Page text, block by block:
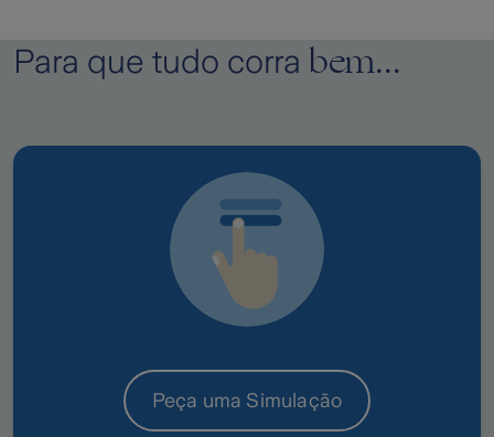
Para que tudo corra bem...
Peça uma Simulação